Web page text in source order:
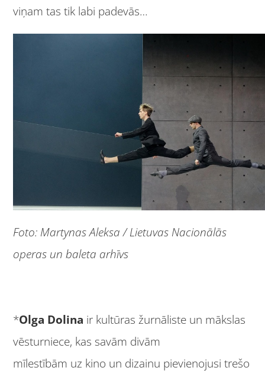
viņam tas tik labi padevās…
Foto: Martynas Aleksa / Lietuvas Nacionālās
operas un baleta arhīvs
*Olga Dolina ir kultūras žurnāliste un mākslas
vēsturniece, kas savām divām
mīlestībām uz kino un dizainu pievienojusi trešo